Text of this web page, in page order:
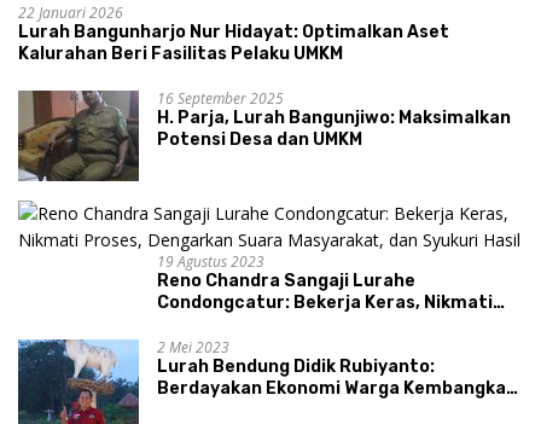
22 Januari 2026
Lurah Bangunharjo Nur Hidayat: Optimalkan Aset
Kalurahan Beri Fasilitas Pelaku UMKM
16 September 2025
H. Parja, Lurah Bangunjiwo: Maksimalkan
Potensi Desa dan UMKM
19 Agustus 2023
Reno Chandra Sangaji Lurahe
Condongcatur: Bekerja Keras, Nikmati
dan Syukuri Hasil
2 Mei 2023
Lurah Bendung Didik Rubiyanto:
Berdayakan Ekonomi Warga Kembangkan